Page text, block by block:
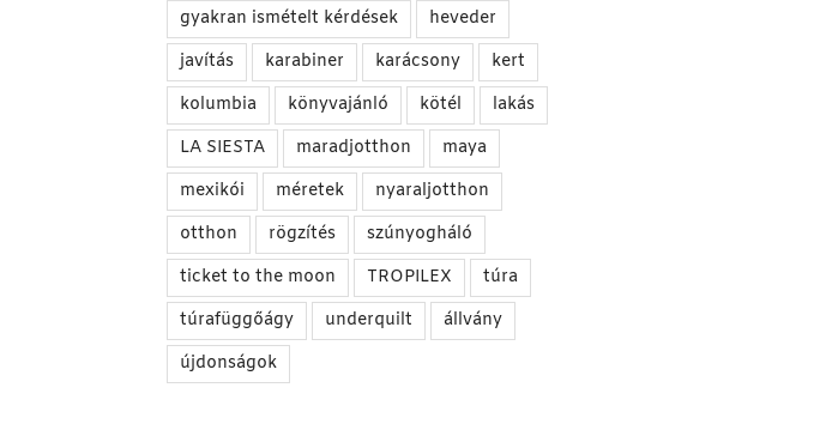
gyakran ismételt kérdések
heveder
javítás
karabiner karácsony
kert
kolumbia
könyvajánló kötél
lakás
LA SIESTA
maradjotthon
maya
mexikói
méretek
nyaraljotthon
otthon
rögzítés
szúnyogháló
ticket to the moon
TROPILEX
túra
túrafüggőágy
underquilt
állvány
újdonságok